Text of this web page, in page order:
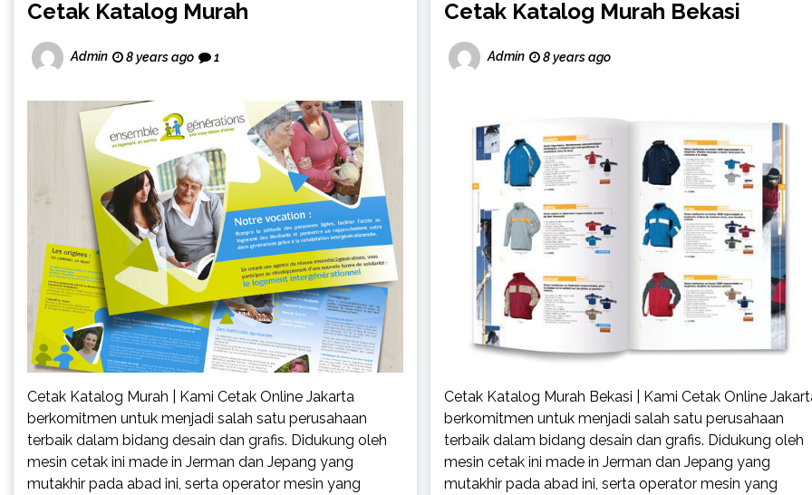
Cetak Katalog Murah
Admin 8 years ago 1
Cetak Katalog Murah | Kami Cetak Online Jakarta
berkomitmen untuk menjadi salah satu perusahaan
terbaik dalam bidang desain dan grafis. Didukung oleh
mesin cetak ini made in Jerman dan Jepang yang
mutakhir pada abad ini, serta operator mesin yang
Cetak Katalog Murah Bekasi
Admin 8 years ago
Cetak Katalog Murah Bekasi | Kami Cetak Online
berkomitmen untuk menjadi salah satu perusahaan
terbaik dalam bidang desain dan grafis. Didukung oleh
mesin cetak ini made in Jerman dan Jepang yang
mutakhir pada abad ini, serta operator mesin yang